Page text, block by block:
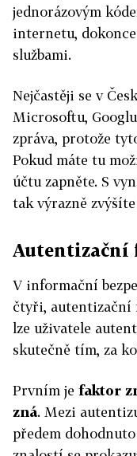
jednorázovým
internetu,
službami.
Nejčastěji se v
Microsoftu,
zpráva, protože
Pokud máte tu
účtu zapněte. S
tak výrazně
Autentizační
V informační
čtyři, autentizační
lze uživatele
skutečně tím, za
Prvním je faktor
zná. Mezi
předem